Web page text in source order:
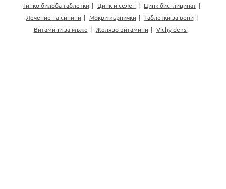
Гинко билоба таблетки
Цинк и селен
Цинк бисглицинат
Лечение на синини
Мокри кърпички
Таблетки за вени
Витамини за мъже
Желязо витамини Vichy densi